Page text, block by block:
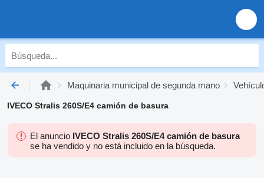
Maquinaria municipal de segunda mano
IVECO Stralis 260S/E4 camión de basura
El anuncio IVECO Stralis 260S/E4 camión de basura
se ha vendido y no está incluido en la búsqueda.